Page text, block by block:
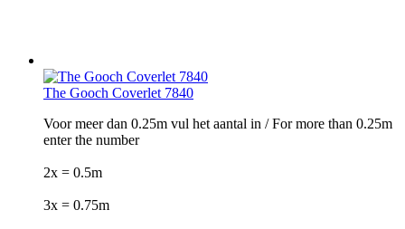
The Gooch Coverlet 7840
Voor meer dan 0.25m vul het aantal in / For more than 0.25m
enter the number
2x = 0.5m
3x = 0.75m